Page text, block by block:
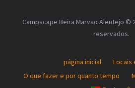
Campscape Beira Marvao Alentejo ©
reservados.
página inicial
Locais
O que fazer e por quanto tempo